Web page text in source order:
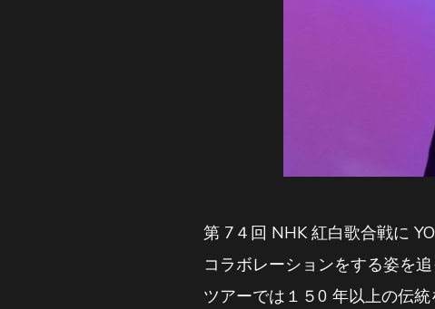
第 7４回 NHK 紅白歌合戦に
コラボレーションをする姿を
ツアーでは１５0 年以上の伝